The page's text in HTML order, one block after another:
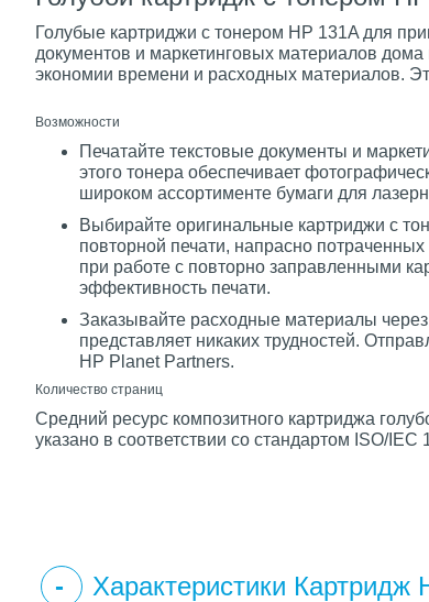
Голубые картриджи с тонером HP 131A для
документов и маркетинговых материалов
экономии времени и расходных материалов.
Возможности
Печатайте текстовые документы и
этого тонера обеспечивает
широком ассортименте бумаги для
Выбирайте оригинальные картриджи с
повторной печати, напрасно
при работе с повторно заправленными
эффективность печати.
Заказывайте расходные материалы
представляет никаких трудностей.
HP Planet Partners.
Количество страниц
Средний ресурс композитного картриджа
указано в соответствии со стандартом ISO/IEC
Характеристики Картридж